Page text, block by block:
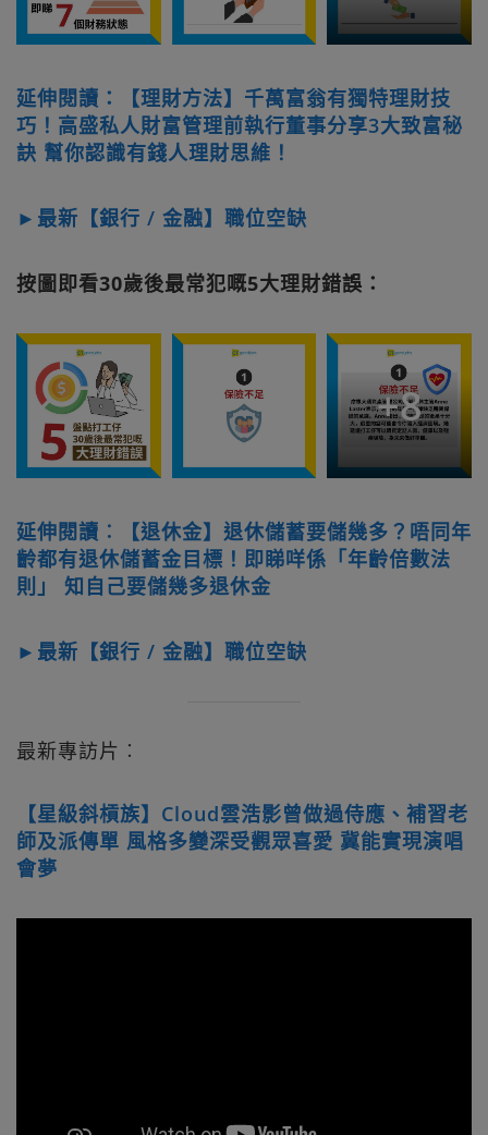
延伸閱讀：【理財方法】千萬富翁有獨特理財技
巧！高盛私人財富管理前執行董事分享3大致富秘
訣 幫你認識有錢人理財思維！
►最新【銀行 / 金融】職位空缺
按圖即看30歲後最常犯嘅5大理財錯誤：
+8
延伸閱讀︰【退休金】退休儲蓄要儲幾多？唔同年
齡都有退休儲蓄金目標！即睇咩係「年齡倍數法
則」 知自己要儲幾多退休金
►最新【銀行 / 金融】職位空缺
最新專訪片︰
【星級斜槓族】Cloud雲浩影曾做過侍應、補習老
師及派傳單 風格多變深受觀眾喜愛 冀能實現演唱
會夢